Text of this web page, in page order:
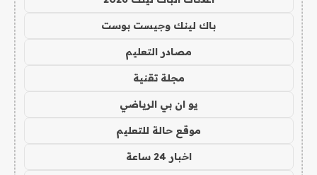
باك لينك وجيست بوست
مصادر التعليم
مجلة تقنية
يو ان بي الرياضي
موقع حالة للتعليم
اخبار 24 ساعة